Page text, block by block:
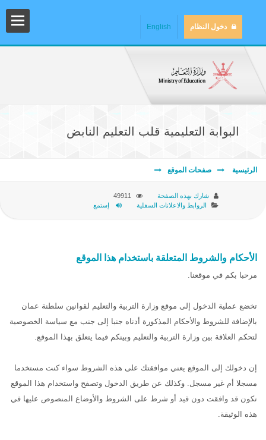
دخول النظام English
البوابة التعليمية قلب التعليم النابض
الرئيسية صفحات الموقع
شارك بهذه الصفحة
49911
الروابط والاعلانات السفلية
إستمع
الأحكام والشروط المتعلقة باستخدام هذا الموقع
مرحبا بكم في موقعنا.
تخضع عملية الدخول إلى موقع وزارة التربية والتعليم لقوانين سلطنة عمان
بالإضافة للشروط والأحكام المذكورة أدناه جنبا إلى جنب مع سياسة الخصوصية
لتحكم العلاقة بين وزارة التربية والتعليم وبينكم فيما يتعلق بهذا الموقع.
إن دخولك إلى الموقع يعني موافقتك على هذه الشروط سواء كنت مستخدما
مسجلا أم غير مسجل. وكذلك عن طريق الدخول وتصفح واستخدام هذا الموقع
تكون قد وافقت دون قيد أو شرط على الشروط والأوضاع المنصوص عليها في
هذه الوثيقة.